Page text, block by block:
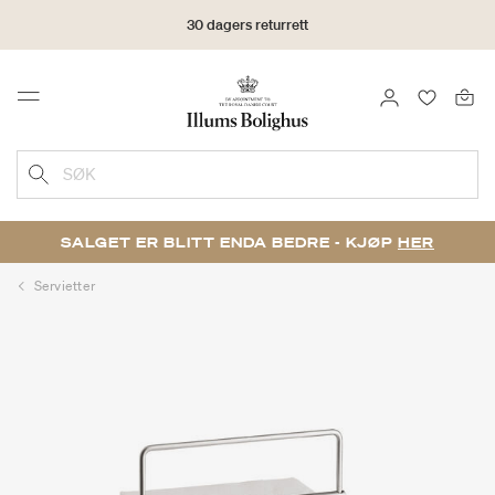
30 dagers returrett
Menu LOGG INN
SØK
SALGET ER BLITT ENDA BEDRE - KJØP HER
Servietter